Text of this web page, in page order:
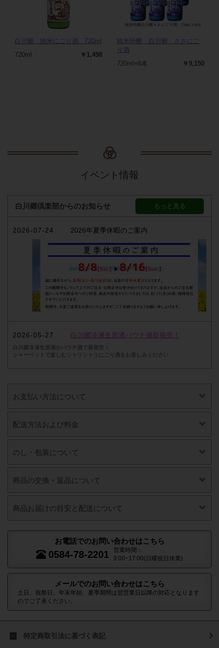
白川郷 純米にごり酒 720ml
720ml
￥1,498
純米吟醸 白川郷 ささにご
り酒
720ml×6本
￥9,150
イベント情報
白川郷倶楽部からのお知らせ もっと見る
2026-07-24 2026年夏季休暇のご案内
2026-05-27 白川郷冷凍生原酒パウチ酒新発売！
白川郷冷凍生原酒がパウチ酒で新発売！
シャーベットで楽しむシャリシャリにごり酒をお楽しみください
お支払い方法について
配送方法および料金
のし・包装について
商品の交換・返品について
商品お届けの目安と配送について
お電話でのお問い合わせはこちら
0584-78-2201
営業時間：
9:00~17:00(日曜祝日休業)
メールでのお問い合わせはこちら
土日、祝祭日、年末年始、夏季期間は翌営業日以降の対応となります
のでご了承ください。
特定商取引法に基づく表記